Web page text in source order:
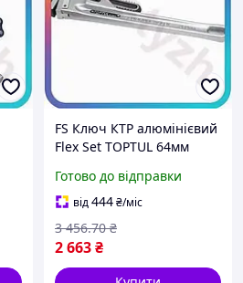
FS Ключ КТР алюмінієвий
Flex Set TOPTUL 64мм
для сантехніки та
монтажу кріплення
SET18-F
Готово до відправки
від444₴/міс
2 663₴
3 456.70 ₴